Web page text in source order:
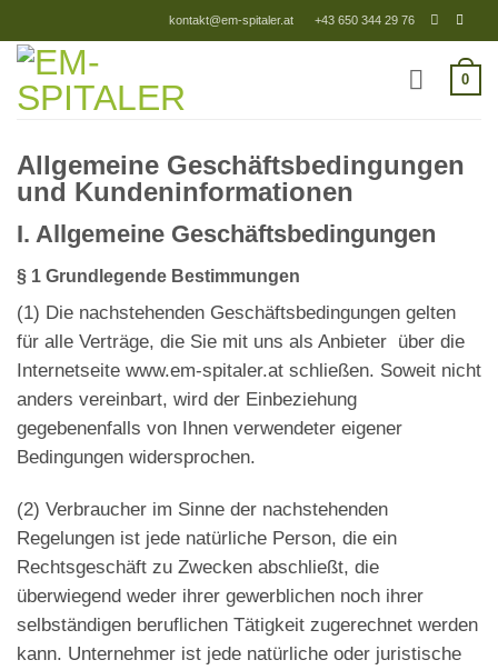
Inhalt
springen
kontakt@em-spitaler.at +43 650 344 29 76
0
Allgemeine Geschäftsbedingungen
und Kundeninformationen
I. Allgemeine Geschäftsbedingungen
§ 1 Grundlegende Bestimmungen
(1) Die nachstehenden Geschäftsbedingungen gelten
für alle Verträge, die Sie mit uns als Anbieter über die
Internetseite www.em-spitaler.at schließen. Soweit nicht
anders vereinbart, wird der Einbeziehung
gegebenenfalls von Ihnen verwendeter eigener
Bedingungen widersprochen.
(2) Verbraucher im Sinne der nachstehenden
Regelungen ist jede natürliche Person, die ein
Rechtsgeschäft zu Zwecken abschließt, die
überwiegend weder ihrer gewerblichen noch ihrer
selbständigen beruflichen Tätigkeit zugerechnet werden
kann. Unternehmer ist jede natürliche oder juristische